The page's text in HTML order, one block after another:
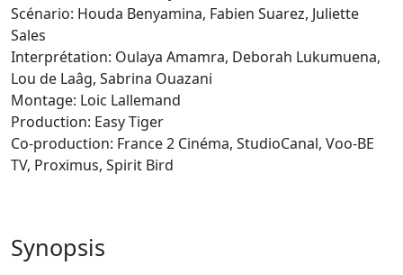
Scénario: Houda Benyamina, Fabien Suarez, Juliette
Sales
Interprétation: Oulaya Amamra, Deborah Lukumuena,
Lou de Laâg, Sabrina Ouazani
Montage: Loic Lallemand
Production: Easy Tiger
Co-production: France 2 Cinéma, StudioCanal, Voo-BE
TV, Proximus, Spirit Bird
Synopsis